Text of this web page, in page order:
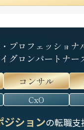
プロフェッショナ
グロンパートナー
コンサル
CxO
ジションの転職